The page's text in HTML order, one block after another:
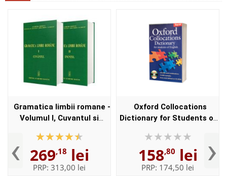
‹
Gramatica limbii romane -
Volumul I, Cuvantul si
Elaborata sub egida
Institutului de
Lingvistica,,...
269,18 lei
PRP: 313,00 lei
Oxford Collocations
Dictionary for Students of
students of English -
Format, Paperback
158,80 lei
PRP: 174,50 lei ›